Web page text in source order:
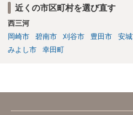
近くの市区町村を選び直す
西三河
岡崎市
碧南市 刈谷市 豊田市 安
みよし市
幸田町